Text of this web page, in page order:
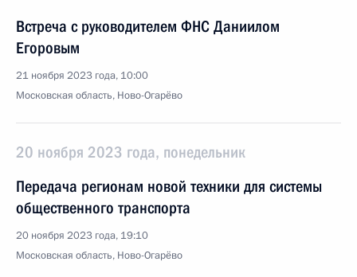
Встреча с руководителем ФНС Даниилом
Егоровым
21 ноября 2023 года, 10:00
Московская область, Ново-Огарёво
20 ноября 2023 года, понедельник
Передача регионам новой техники для системы
общественного транспорта
20 ноября 2023 года, 19:10
Московская область, Ново-Огарёво